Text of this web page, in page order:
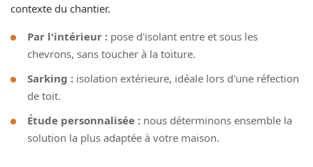
contexte du chantier.
Par l'intérieur : pose d'isolant entre et sous les
chevrons, sans toucher à la toiture.
Sarking : isolation extérieure, idéale lors d'une réfection
de toit.
Étude personnalisée : nous déterminons ensemble la
solution la plus adaptée à votre maison.